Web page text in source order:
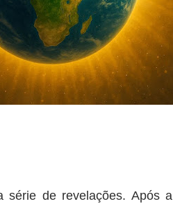
série de revelações. Após